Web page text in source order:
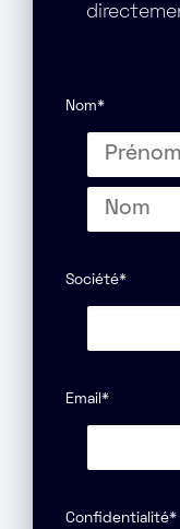
Nom*
Prénom
Société*
Email *
Confidentialité*